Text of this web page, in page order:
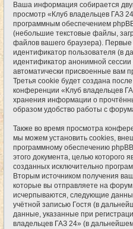
Ваша информация собирается
просмотр «Клуб владельцев ГАЗ
программным обеспечением
(небольшие текстовые файлы,
файлов вашего браузера). Первые
идентификатор пользователя (в
идентификатор анонимной
автоматически присвоенные вам
Третья cookie будет создана
конференции «Клуб владельцев
хранения информации о
образом удобство работы с
Также во время просмотра
мы можем установить cookies,
программному обеспечению
этого документа, целью которого
созданных исключительно
Вторым источником получения
которые вы отправляете на
исчерпываются, следующие
учётной записью Гостя (в
данные, указанные при
владельцев ГАЗ 24» (в